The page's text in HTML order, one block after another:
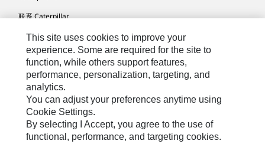
联系 Caterpillar
我的营销首选项
站点地图
Cookie Settings
法律
隐私
This site uses cookies to improve your
experience. Some are required for the site to
function, while others support features,
performance, personalization, targeting, and
analytics.
You can adjust your preferences anytime using
Cookie Settings.
By selecting I Accept, you agree to the use of
functional, performance, and targeting cookies.